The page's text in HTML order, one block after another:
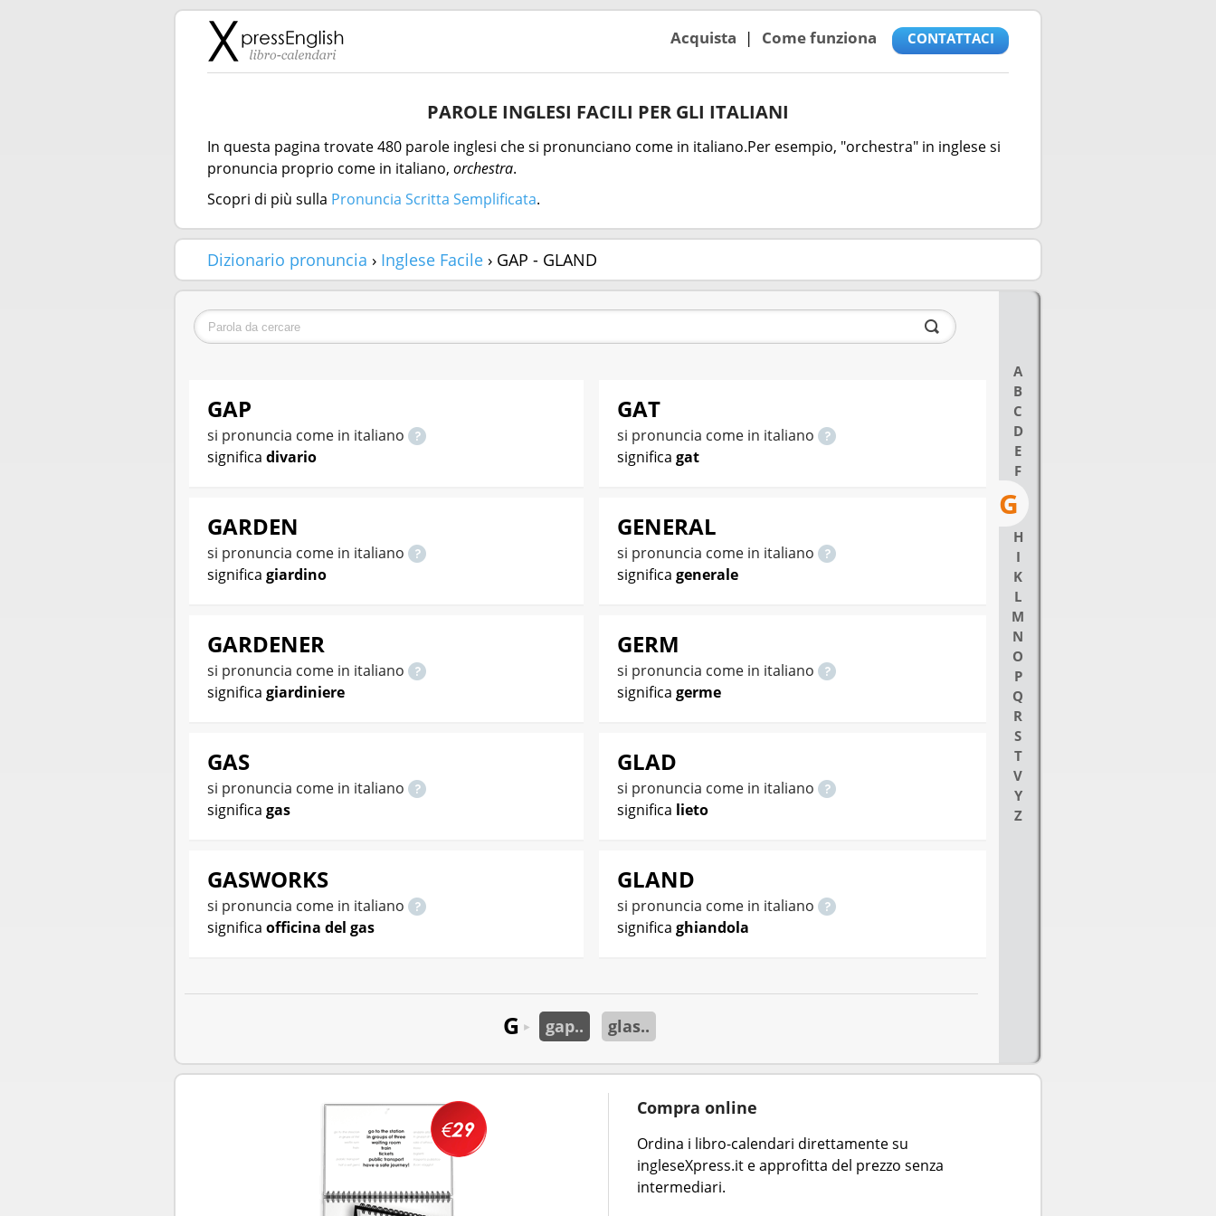
Acquista Come funziona CONTATTACI
PAROLE INGLESI FACILI PER GLI ITALIANI
In questa pagina trovate 480 parole inglesi che si pronunciano come in italiano.Per esempio, "orchestra" in inglese si
pronuncia proprio come in italiano, orchestra.
Scopri di più sulla Pronuncia Scritta Semplificata.
Dizionario pronuncia › Inglese Facile › GAP - GLAND
A
B
C
D
E
F
G
H
I
K
L
M
N
O
P
Q
R
S
T
V
Y
Z
GAP
si pronuncia come in italiano
significa divario
GARDEN
si pronuncia come in italiano
significa giardino
GARDENER
si pronuncia come in italiano
significa giardiniere
GAS
si pronuncia come in italiano
significa gas
GASWORKS
si pronuncia come in italiano
significa officina del gas
GAT
si pronuncia come in italiano
significa gat
GENERAL
si pronuncia come in italiano
significa generale
GERM
si pronuncia come in italiano
significa germe
GLAD
si pronuncia come in italiano
significa lieto
GLAND
si pronuncia come in italiano
significa ghiandola
G ► gap.. glas..
Compra online
Ordina i libro-calendari direttamente su
ingleseXpress.it e approfitta del prezzo senza
intermediari.